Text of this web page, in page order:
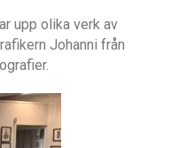
upp olika verk av
Johanni från